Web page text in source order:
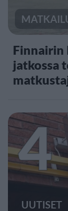
Finnairin
jatkossa
4
UUTISET